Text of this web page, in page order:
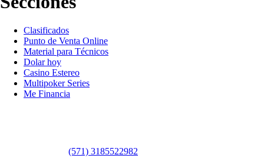
Clasificados
Punto de Venta Online
Material para Técnicos
Dolar hoy
Casino Estereo
Multipoker Series
Me Financia
(57​​1) 3185522982